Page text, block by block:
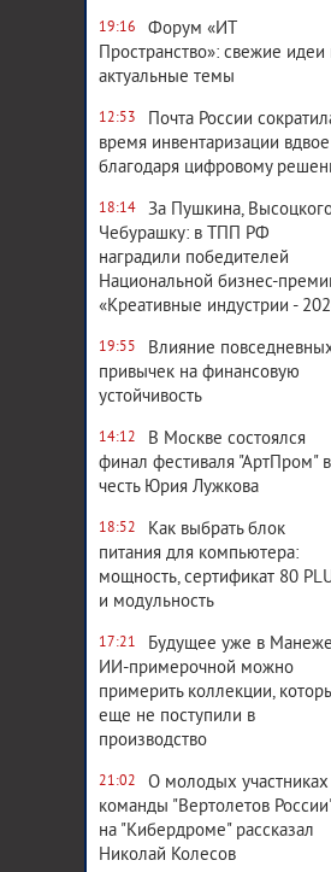
19:16
Форум «ИТ
Пространство»: свежие идеи
актуальные темы
12:53
Почта России
время инвентаризации вдвое
благодаря цифровому
18:14
За Пушкина,
Чебурашку: в ТПП РФ
наградили победителей
Национальной бизнес-
«Креативные индустрии -
19:55
Влияние
привычек на финансовую
устойчивость
14:12
В Москве состоялся
финал фестиваля "АртПром" в
честь Юрия Лужкова
18:52
Как выбрать блок
питания для компьютера:
мощность, сертификат 80
и модульность
17:21
Будущее уже в
ИИ-примерочной можно
примерить коллекции,
еще не поступили в
производство
21:02
О молодых участниках
команды "Вертолетов
на "Кибердроме" рассказал
Николай Колесов